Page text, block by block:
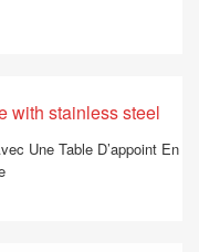
Une Table D’appoint En